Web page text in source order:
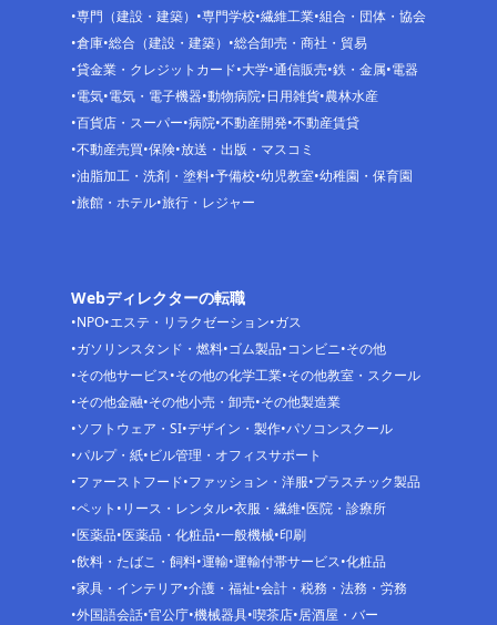
専門（建設・建築）
専門学校 繊維工業 組合・団体・協会
倉庫 総合（建設・建築）
総合卸売・商社・貿易
貸金業・クレジットカード 大学 通信販売 鉄・金属 電器
電気 電気・電子機器 動物病院 日用雑貨 農林水産
百貨店・スーパー 病院 不動産開発 不動産賃貸
不動産売買 保険 放送・出版・マスコミ
油脂加工・洗剤・塗料 予備校 幼児教室 幼稚園・保育園
旅館・ホテル 旅行・レジャー
Webディレクターの転職
NPO エステ・リラクゼーション ガス
ガソリンスタンド・燃料 ゴム製品 コンビニ その他
その他サービス その他の化学工業 その他教室・スクール
その他金融 その他小売・卸売 その他製造業
ソフトウェア・SI デザイン・製作 パソコンスクール
パルプ・紙 ビル管理・オフィスサポート
ファーストフード ファッション・洋服 プラスチック製品
ペット リース・レンタル 衣服・繊維 医院・診療所
医薬品 医薬品・化粧品 一般機械 印刷
飲料・たばこ・飼料 運輸 運輸付帯サービス 化粧品
家具・インテリア 介護・福祉 会計・税務・法務・労務
外国語会話 官公庁 機械器具 喫茶店 居酒屋・バー